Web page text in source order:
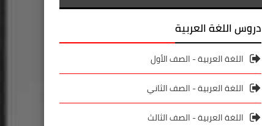
دروس اللغة العربية
اللغة العربية - الصف الأول
اللغة العربية - الصف الثاني
اللغة العربية - الصف الثالث